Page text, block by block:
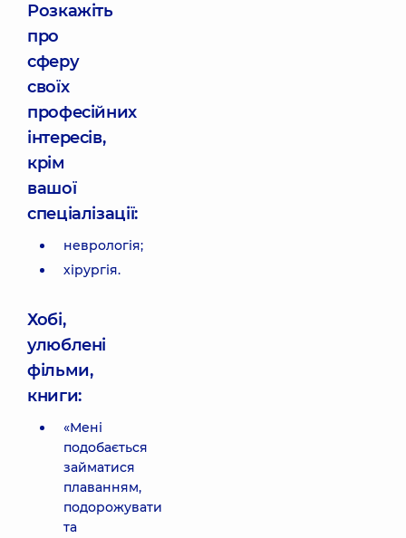
Розкажіть
про
сферу
своїх
професійних
інтересів,
крім
вашої
спеціалізації:
неврологія;
хірургія.
Хобі,
улюблені
фільми,
книги:
«Мені
подобається
займатися
плаванням,
подорожувати
та